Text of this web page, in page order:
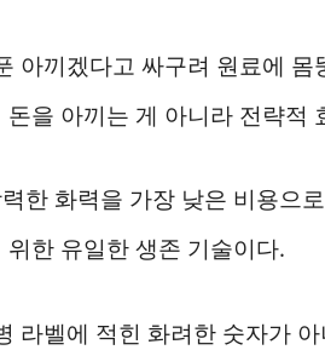
아끼겠다고 싸구려 원료에
을 아끼는 게 아니라 전략적
한 화력을 가장 낮은 비용으
한 유일한 생존 기술이다.
라벨에 적힌 화려한 숫자가